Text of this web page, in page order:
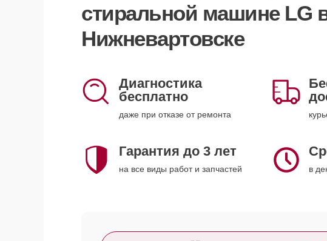
стиральной машине LG
Нижневартовске
Диагностика
бесплатно
даже при отказе от ремонта
Гарантия до 3 лет
на все виды работ и запчастей в